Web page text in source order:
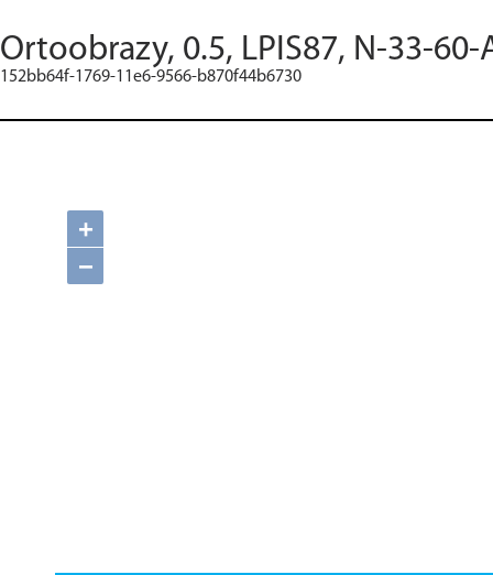
Ortoobrazy, 0.5, LPIS87, N-33-60-
152bb64f-1769-11e6-9566-b870f44b6730
+
−